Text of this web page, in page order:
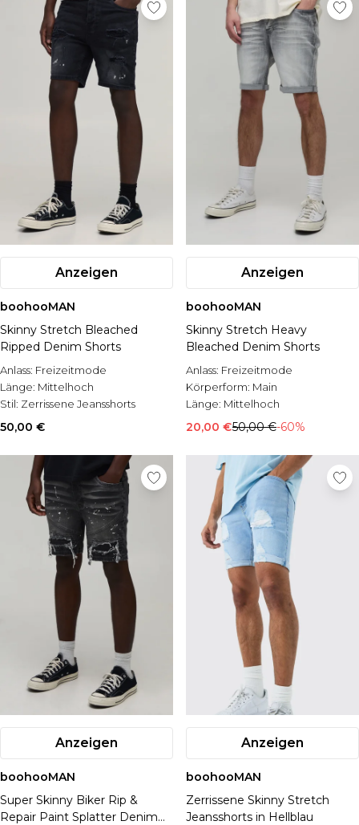
Anzeigen
boohooMAN
Skinny Stretch Bleached
Ripped Denim Shorts
Anlass: Freizeitmode
Länge: Mittelhoch
Stil: Zerrissene Jeansshorts
50,00 €
Anzeigen
boohooMAN
Skinny Stretch Heavy
Bleached Denim Shorts
Anlass: Freizeitmode
Körperform: Main
Länge: Mittelhoch
20,00 €50,00 €-60%
Anzeigen
boohooMAN
Super Skinny Biker Rip &
Repair Paint Splatter Denim
Anzeigen
boohooMAN
Zerrissene Skinny Stretch
Jeansshorts in Hellblau